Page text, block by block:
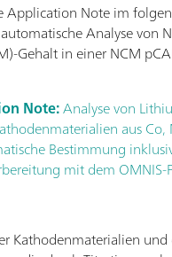
Application Note im
Analyse von
Gehalt in einer NCM
Note:Analyse von
aus
Bestimmung
mit dem
Kathodenmaterialien und